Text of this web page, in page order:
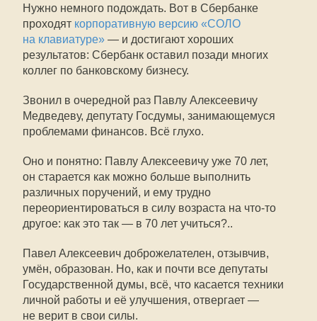
Нужно немного подождать. Вот в Сбербанке
проходят корпоративную версию «СОЛО
на клавиатуре» — и достигают хороших
результатов: Сбербанк оставил позади многих
коллег по банковскому бизнесу.
Звонил в очередной раз Павлу Алексеевичу
Медведеву, депутату Госдумы, занимающемуся
проблемами финансов. Всё глухо.
Оно и понятно: Павлу Алексеевичу уже 70 лет,
он старается как можно больше выполнить
различных поручений, и ему трудно
переориентироваться в силу возраста на что-то
другое: как это так — в 70 лет учиться?..
Павел Алексеевич доброжелателен, отзывчив,
умён, образован. Но, как и почти все депутаты
Государственной думы, всё, что касается техники
личной работы и её улучшения, отвергает —
не верит в свои силы.